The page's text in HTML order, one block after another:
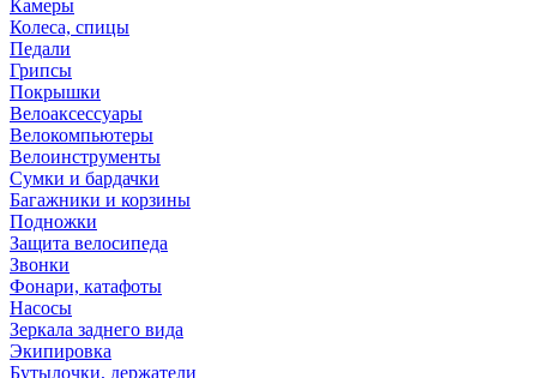
Камеры
Колеса, спицы
Педали
Грипсы
Покрышки
Велоаксессуары
Велокомпьютеры
Велоинструменты
Сумки и бардачки
Багажники и корзины
Подножки
Защита велосипеда
Звонки
Фонари, катафоты
Насосы
Зеркала заднего вида
Экипировка
Бутылочки, держатели